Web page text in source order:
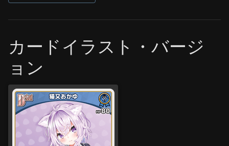
カードイラスト・バージ
ョン